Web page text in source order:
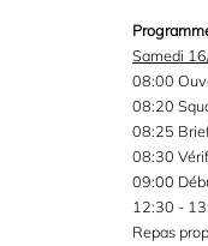
Samedi
08:00
08:20
08:25
08:30
09:00
12:30 -
Repas